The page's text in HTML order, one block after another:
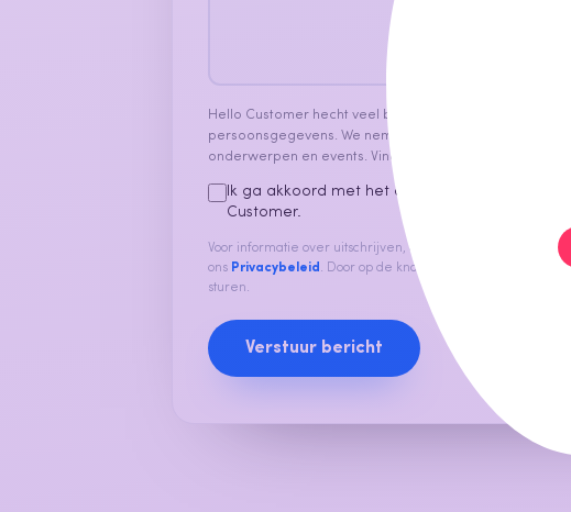
Hello Customer hecht veel belang aan de bescherming
persoonsgegevens. We nemen graag af en toe
onderwerpen en events. Vind je dat oké, vink dan het
Ik ga akkoord met het ontvangen van andere
Customer.
Voor informatie over uitschrijven, onze privacypraktijken
ons Privacybeleid . Door op de knop te klikken, laat je ons
sturen.
Verstuur bericht